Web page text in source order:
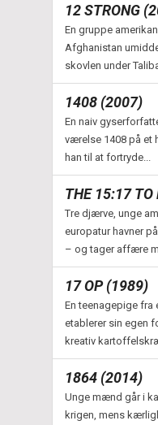
12 STRONG
En gruppe
Afghanistan
skovlen under
1408 (2007)
En naiv
værelse 1408 på et
han til at fortryde...
THE 15:17
Tre djærve, unge
europatur havner
– og tager affære
17 OP (1989)
En teenagepige
etablerer sin egen
kreativ
1864 (2014)
Unge mænd går i
krigen, mens